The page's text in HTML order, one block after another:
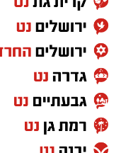
(25.8) תתקיים
בשעה
מהשעה 20:00.